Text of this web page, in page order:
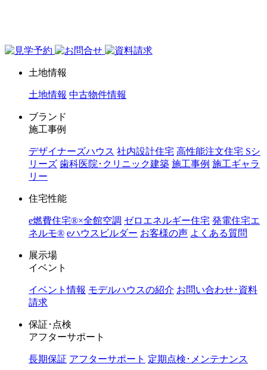
土地情報
土地情報 中古物件情報
ブランド
施工事例
デザイナーズハウス 社内設計住宅 高性能注文住宅 Sシ
リーズ 歯科医院･クリニック建築 施工事例 施工ギャラ
リー
住宅性能
e燃費住宅®︎×全館空調 ゼロエネルギー住宅 発電住宅エ
ネルモ®︎ eハウスビルダー お客様の声 よくある質問
展示場
イベント
イベント情報 モデルハウスの紹介 お問い合わせ･資料
請求
保証･点検
アフターサポート
長期保証 アフターサポート 定期点検･メンテナンス